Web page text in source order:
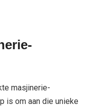
masjinerie-
is om aan die unieke